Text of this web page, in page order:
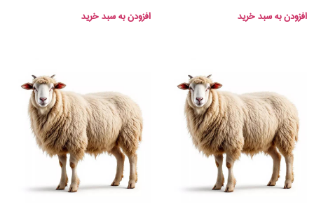
افزودن به سبد خرید افزودن به سبد خرید